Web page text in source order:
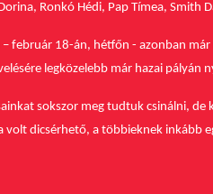
Ronkó Hédi, Pap Tímea, Smith
február 18-án, hétfőn - azonban
legközelebb már hazai pályán
sokszor meg tudtuk csinálni, de
dicsérhető, a többieknek inkább